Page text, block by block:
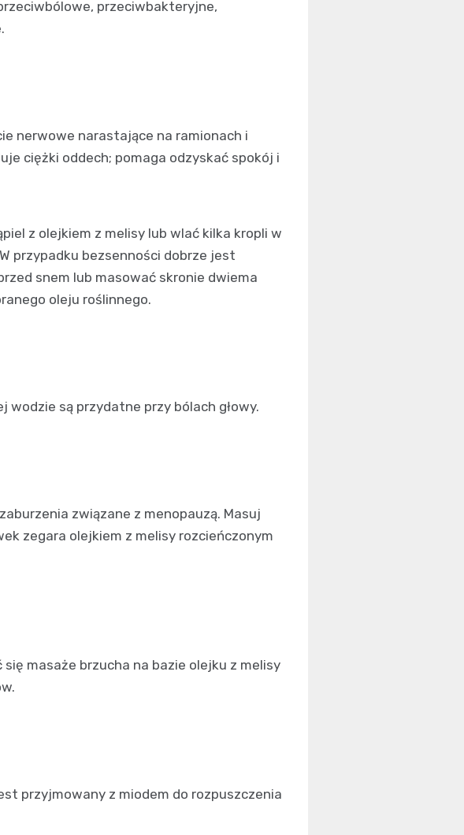
przeciwbakteryjne,
nerwowe narastające na ramionach i
ciężki oddech; pomaga odzyskać spokój i
z olejkiem z melisy lub wlać kilka kropli w
przypadku bezsenności dobrze jest
snem lub masować skronie dwiema
oleju roślinnego.
wodzie są przydatne przy bólach głowy.
związane z menopauzą. Masuj
zegara olejkiem z melisy rozcieńczonym
masaże brzucha na bazie olejku z melisy
przyjmowany z miodem do rozpuszczenia